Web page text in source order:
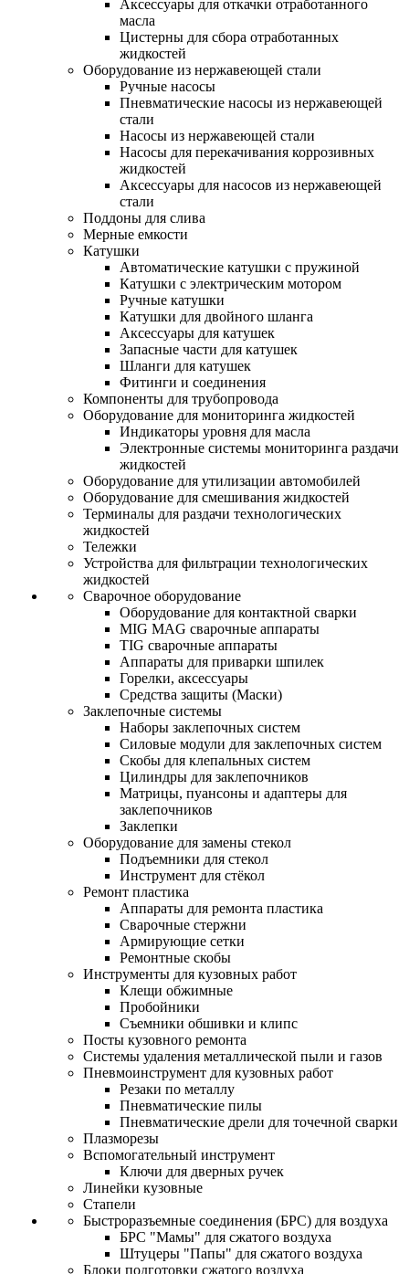
Аксессуары для откачки отработанного
масла
Цистерны для сбора отработанных
жидкостей
Оборудование из нержавеющей стали
Ручные насосы
Пневматические насосы из нержавеющей
стали
Насосы из нержавеющей стали
Насосы для перекачивания коррозивных
жидкостей
Аксессуары для насосов из нержавеющей
стали
Поддоны для слива
Мерные емкости
Катушки
Автоматические катушки с пружиной
Катушки с электрическим мотором
Ручные катушки
Катушки для двойного шланга
Аксессуары для катушек
Запасные части для катушек
Шланги для катушек
Фитинги и соединения
Компоненты для трубопровода
Оборудование для мониторинга жидкостей
Индикаторы уровня для масла
Электронные системы мониторинга раздачи
жидкостей
Оборудование для утилизации автомобилей
Оборудование для смешивания жидкостей
Терминалы для раздачи технологических
жидкостей
Тележки
Устройства для фильтрации технологических
жидкостей
Сварочное оборудование
Оборудование для контактной сварки
MIG MAG сварочные аппараты
TIG сварочные аппараты
Аппараты для приварки шпилек
Горелки, аксессуары
Средства защиты (Маски)
Заклепочные системы
Наборы заклепочных систем
Силовые модули для заклепочных систем
Скобы для клепальных систем
Цилиндры для заклепочников
Матрицы, пуансоны и адаптеры для
заклепочников
Заклепки
Оборудование для замены стекол
Подъемники для стекол
Инструмент для стёкол
Ремонт пластика
Аппараты для ремонта пластика
Сварочные стержни
Армирующие сетки
Ремонтные скобы
Инструменты для кузовных работ
Клещи обжимные
Пробойники
Съемники обшивки и клипс
Посты кузовного ремонта
Системы удаления металлической пыли и газов
Пневмоинструмент для кузовных работ
Резаки по металлу
Пневматические пилы
Пневматические дрели для точечной сварки
Плазморезы
Вспомогательный инструмент
Ключи для дверных ручек
Линейки кузовные
Стапели
Быстроразъемные соединения (БРС) для воздуха
БРС "Мамы" для сжатого воздуха
Штуцеры "Папы" для сжатого воздуха
Блоки подготовки сжатого воздуха